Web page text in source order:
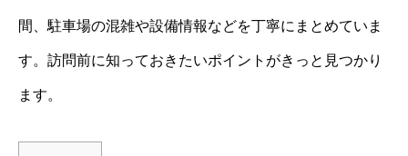
間、駐車場の混雑や設備情報などを丁寧にまとめていま
す。訪問前に知っておきたいポイントがきっと見つかり
ます。